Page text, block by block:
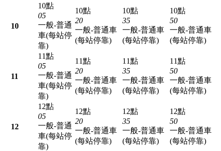
10
10點
05
一般-普通
車(每站停
靠)
10點
20
一般-普通車
(每站停靠)
10點
35
一般-普通車
(每站停靠)
10點
50
一般-普通車
(每站停靠)
11
11點
05
一般-普通
車(每站停
靠)
11點
20
一般-普通車
(每站停靠)
11點
35
一般-普通車
(每站停靠)
11點
50
一般-普通車
(每站停靠)
12
12點
05
一般-普通
車(每站停
靠)
12點
20
一般-普通車
(每站停靠)
12點
35
一般-普通車
(每站停靠)
12點
50
一般-普通車
(每站停靠)